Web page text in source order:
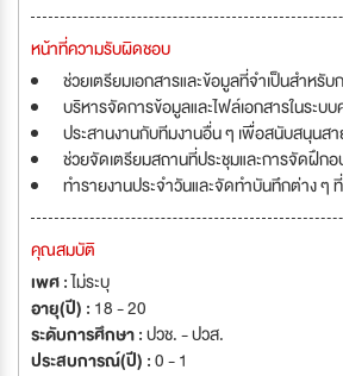
หน้าที่ความรับผิดชอบ
ช่วยเตรียมเอกสารและข้อมูลที่จำเป็นสำหรั
บริหารจัดการข้อมูลและไฟล์เอกสารในระบ
ประสานงานกับทีมงานอื่น ๆ เพื่อสนับสนุนส
ช่วยจัดเตรียมสถานที่ประชุมและการจัดฝึก
ทำรายงานประจำวันและจัดทำบันทึกต่าง ๆ
คุณสมบัติ
เพศ :ไม่ระบุ
อายุ(ปี) : 18 - 20
ระดับการศึกษา :ปวช. - ปวส.
ประสบการณ์(ปี) :0 - 1